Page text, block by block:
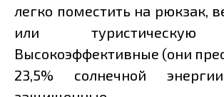
легко поместить на рюкзак,
или туристическую
Высокоэффективные (они
23,5% солнечной